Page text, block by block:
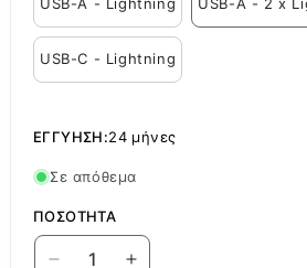
USB-A - Lightning USB-A - 2 x
USB-C - Lightning
ΕΓΓΎΗΣΗ:24 μήνες
Σε απόθεμα
ΠΟΣΌΤΗΤΑ